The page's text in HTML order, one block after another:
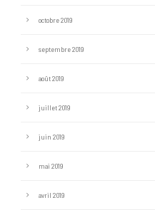
octobre 2019
septembre 2019
août 2019
juillet 2019
juin 2019
mai 2019
avril 2019